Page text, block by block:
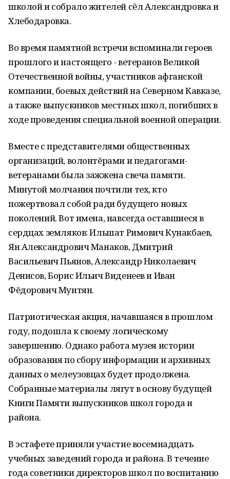
школой и собрало жителей сёл Александровка и
Хлебодаровка.
Во время памятной встречи вспоминали героев
прошлого и настоящего - ветеранов Великой
Отечественной войны, участников афганской
компании, боевых действий на Северном Кавказе,
а также выпускников местных школ, погибших в
ходе проведения специальной военной операции.
Вместе с представителями общественных
организаций, волонтёрами и педагогами-
ветеранами была зажжена свеча памяти.
Минутой молчания почтили тех, кто
пожертвовал собой ради будущего новых
поколений. Вот имена, навсегда оставшиеся в
сердцах земляков: Ильшат Римович Кунакбаев,
Ян Александрович Манаков, Дмитрий
Васильевич Пьянов, Александр Николаевич
Денисов, Борис Ильич Виденеев и Иван
Фёдорович Мунтян.
Патриотическая акция, начавшаяся в прошлом
году, подошла к своему логическому
завершению. Однако работа музея истории
образования по сбору информации и архивных
данных о мелеузовцах будет продолжена.
Собранные материалы лягут в основу будущей
Книги Памяти выпускников школ города и
района.
В эстафете приняли участие восемнадцать
учебных заведений города и района. В течение
года советники директоров школ по воспитанию